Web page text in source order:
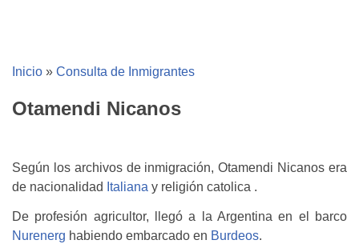
Inicio » Consulta de Inmigrantes
Otamendi Nicanos
Según los archivos de inmigración, Otamendi Nicanos era
de nacionalidad Italiana y religión catolica .
De profesión agricultor, llegó a la Argentina en el barco
Nurenerg habiendo embarcado en Burdeos.